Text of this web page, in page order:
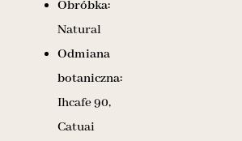
Obróbka:
Natural
Odmiana
botaniczna:
Ihcafe 90,
Catuai